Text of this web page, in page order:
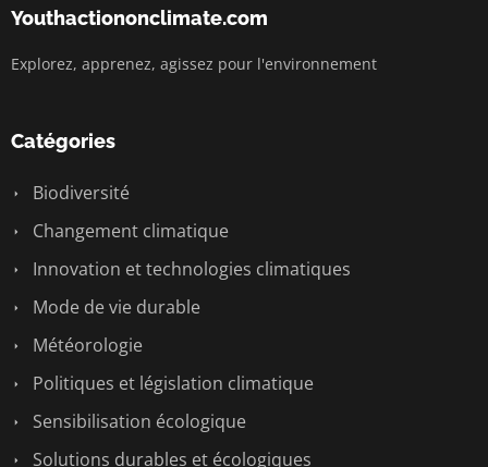
Youthactiononclimate.com
Explorez, apprenez, agissez pour l'environnement
Catégories
Biodiversité
Changement climatique
Innovation et technologies climatiques
Mode de vie durable
Météorologie
Politiques et législation climatique
Sensibilisation écologique
Solutions durables et écologiques